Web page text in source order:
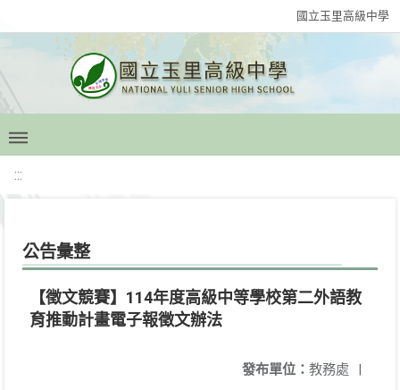
國立玉里高級中學
:::
公告彙整
【徵文競賽】114年度高級中等學校第二外語教
育推動計畫電子報徵文辦法
發布單位： 教務處 |